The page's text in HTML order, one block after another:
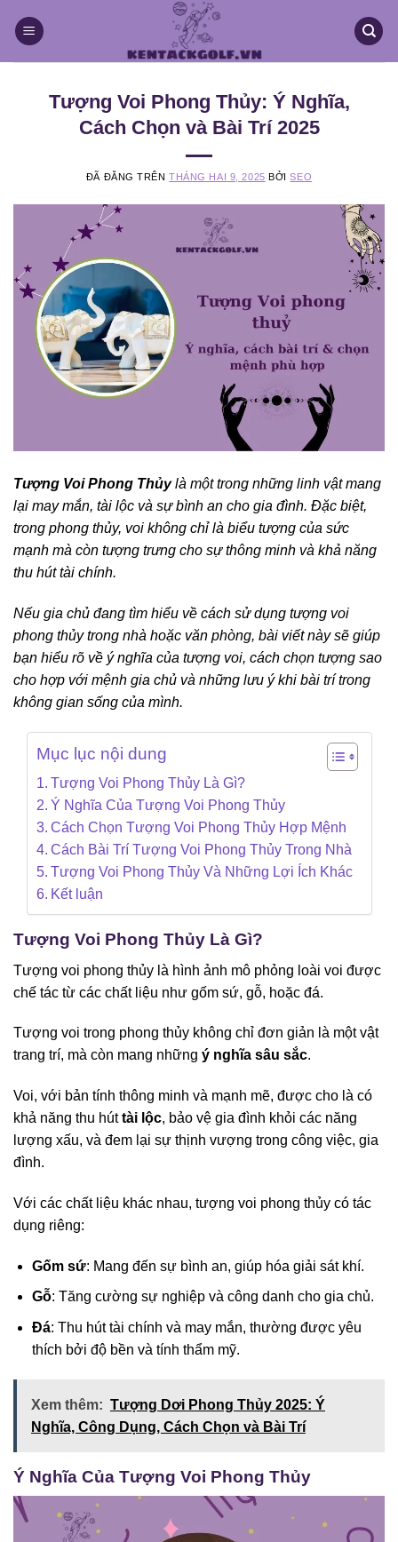
đến
Tượng Voi Phong Thủy: Ý Nghĩa,
Cách Chọn và Bài Trí 2025
ĐÃ ĐĂNG TRÊNTHÁNG HAI 9, 2025 BỞISEO
Tượng Voi Phong Thủylà một trong những linh vật mang
lại may mắn, tài lộc và sự bình an cho gia đình. Đặc biệt,
trong phong thủy, voi không chỉ là biểu tượng của sức
mạnh mà còn tượng trưng cho sự thông minh và khả năng
thu hút tài chính.
Nếu gia chủ đang tìm hiểu về cách sử dụng tượng voi
phong thủy trong nhà hoặc văn phòng, bài viết này sẽ giúp
bạn hiểu rõ về ý nghĩa của tượng voi, cách chọn tượng sao
cho hợp với mệnh gia chủ và những lưu ý khi bài trí trong
không gian sống của mình.
Mục lục nội dung
Tượng Voi Phong Thủy Là Gì?
Ý Nghĩa Của Tượng Voi Phong Thủy
Cách Chọn Tượng Voi Phong Thủy Hợp Mệnh
Cách Bài Trí Tượng Voi Phong Thủy Trong Nhà
Tượng Voi Phong Thủy Và Những Lợi Ích Khác
Kết luận
Tượng Voi Phong Thủy Là Gì?
Tượng voi phong thủy là hình ảnh mô phỏng loài voi được
chế tác từ các chất liệu như gốm sứ, gỗ, hoặc đá.
Tượng voi trong phong thủy không chỉ đơn giản là một vật
trang trí, mà còn mang những ý nghĩa sâu sắc.
Voi, với bản tính thông minh và mạnh mẽ, được cho là có
khả năng thu húttài lộc, bảo vệ gia đình khỏi các năng
lượng xấu, và đem lại sự thịnh vượng trong công việc, gia
đình.
Với các chất liệu khác nhau, tượng voi phong thủy có tác
dụng riêng:
Gốm sứ: Mang đến sự bình an, giúp hóa giải sát khí.
Gỗ: Tăng cường sự nghiệp và công danh cho gia chủ.
Đá: Thu hút tài chính và may mắn, thường được yêu
thích bởi độ bền và tính thẩm mỹ.
Xem thêm: Tượng Dơi Phong Thủy 2025: Ý
Nghĩa, Công Dụng, Cách Chọn và Bài Trí
Ý Nghĩa Của Tượng Voi Phong Thủy